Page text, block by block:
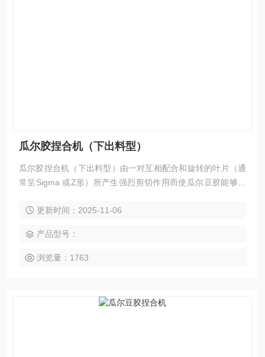
瓜尔胶捏合机（下出料型）
瓜尔胶捏合机（下出料型）由一对互相配合和旋转的叶片（通
常呈Sigma 或Z形）所产生强烈剪切作用而使瓜尔豆胶能够迅
机的说法。
更新时间：2025-11-06
产品型号：
浏览量：1763